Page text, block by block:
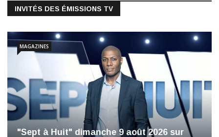
INVITÉS DES ÉMISSIONS TV
"Sept à Huit" dimanche 9 août 2026 sur
MAGAZINES